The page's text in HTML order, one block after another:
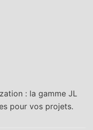
: la gamme JL
pour vos projets.